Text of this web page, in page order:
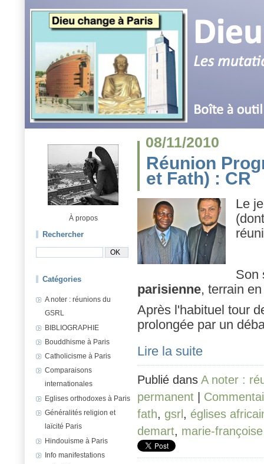
À propos
Rechercher
Catégories
A noter : réunions du
GSRL
BIBLIOGRAPHIE
Bouddhisme à Paris
Catholicisme à Paris
Comparaisons
internationales
Eglises orthodoxes à Paris
Généralités religion et
laïcité Paris
Hindouisme à Paris
Info manifestations
08/11/2010
Réunion
et Fath) : CR
Le
Son
parisienne, terrain
Après l'habituel tour
prolongée par un
Lire la suite
Publié dans A noter :
permanent
fath, gsrl , églises
demart, marie-